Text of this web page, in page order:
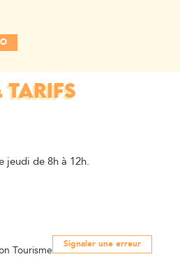
TARIFS
jeudi de 8h à 12h.
Tourisme
Signaler une erreur